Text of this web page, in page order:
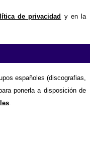
de privacidad y en la
españoles (discografias,
ponerla a disposición de
.